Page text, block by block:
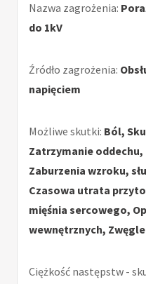
Nazwa zagrożenia:
do 1kV
Źródło zagrożenia:
napięciem
Możliwe skutki: Ból,
Zatrzymanie
Zaburzenia wzroku,
Czasowa utrata
mięśnia sercowego,
wewnętrznych,
Ciężkość następstw -